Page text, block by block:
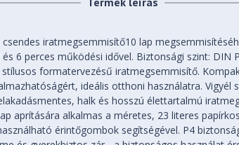
csendes iratmegsemmisítő10 lap
6 perces működési idővel. Biztonsági szint: DIN
stílusos formatervezésű iratmegsemmisítő.
ideális otthoni használatra. Vigyél
halk és hosszú élettartalmú
aprítására alkalmas a méretes, 23 literes
érintőgombok segítségével. P4